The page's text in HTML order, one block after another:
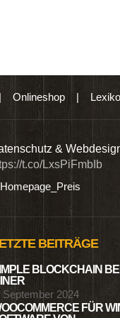
Onlineshop|
&
t.co/LxsPiFmbIb
BEITRÄGE
BLOCKCHAIN
September 2024
FÜR